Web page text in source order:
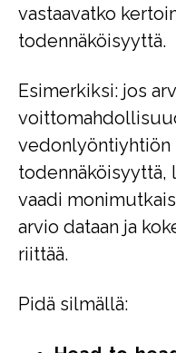
vastaavatko
todennäköisyyttä.
Esimerkiksi: jos
vedonlyöntiyhtiön
todennäköisyyttä,
vaadi
arvio dataan ja
riittää.
Pidä silmällä: